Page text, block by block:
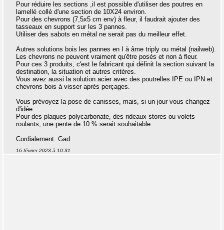
Pour réduire les sections ,il est possible d'utiliser des poutres en
lamellé collé d'une section de 10X24 environ.
Pour des chevrons (7,5x5 cm env) à fleur, il faudrait ajouter des
tasseaux en support sur les 3 pannes.
Utiliser des sabots en métal ne serait pas du meilleur effet.
Autres solutions bois les pannes en I à âme triply ou métal (nailweb).
Les chevrons ne peuvent vraiment qu'être posés et non à fleur.
Pour ces 3 produits, c'est le fabricant qui définit la section suivant la
destination, la situation et autres critères.
Vous avez aussi la solution acier avec des poutrelles IPE ou IPN et
chevrons bois à visser après perçages.
Vous prévoyez la pose de canisses, mais, si un jour vous changez
d'idée.
Pour des plaques polycarbonate, des rideaux stores ou volets
roulants, une pente de 10 % serait souhaitable.
Cordialement. Gad
16 février 2023 à 10:31